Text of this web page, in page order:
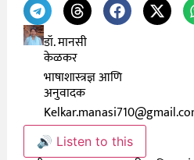
डॉ. मानसी
केळकर
भाषाशास्त्रज्ञ आणि
अनुवादक
🔊 Listen to this